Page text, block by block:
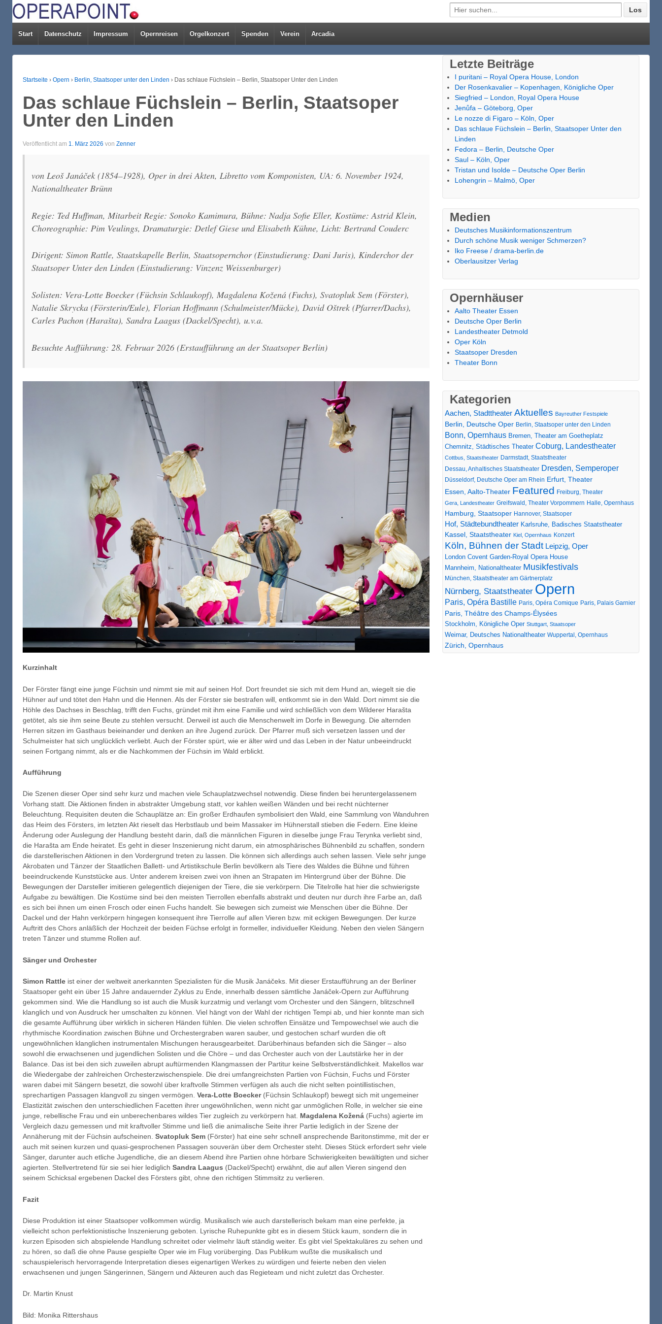
Start Datenschutz Impressum Opernreisen Orgelkonzert Spenden Verein Arcadia
Startseite › Opern › Berlin, Staatsoper unter den Linden › Das schlaue Füchslein – Berlin, Staatsoper Unter den Linden
Das schlaue Füchslein – Berlin, Staatsoper
Unter den Linden
Veröffentlicht am 1. März 2026 von Zenner
von Leoš Janáček (1854–1928), Oper in drei Akten, Libretto vom Komponisten, UA: 6. November 1924,
Nationaltheater Brünn
Regie: Ted Huffman, Mitarbeit Regie: Sonoko Kamimura, Bühne: Nadja Sofie Eller, Kostüme: Astrid Klein,
Choreographie: Pim Veulings, Dramaturgie: Detlef Giese und Elisabeth Kühne, Licht: Bertrand Couderc
Dirigent: Simon Rattle, Staatskapelle Berlin, Staatsopernchor (Einstudierung: Dani Juris), Kinderchor der
Staatsoper Unter den Linden (Einstudierung: Vinzenz Weissenburger)
Solisten: Vera-Lotte Boecker (Füchsin Schlaukopf), Magdalena Kožená (Fuchs), Svatopluk Sem (Förster),
Natalie Skrycka (Försterin/Eule), Florian Hoffmann (Schulmeister/Mücke), David Oštrek (Pfarrer/Dachs),
Carles Pachon (Harašta), Sandra Laagus (Dackel/Specht), u.v.a.
Besuchte Aufführung: 28. Februar 2026 (Erstaufführung an der Staatsoper Berlin)
Kurzinhalt
Der Förster fängt eine junge Füchsin und nimmt sie mit auf seinen Hof. Dort freundet sie sich mit dem Hund an, wiegelt sie die
Hühner auf und tötet den Hahn und die Hennen. Als der Förster sie bestrafen will, entkommt sie in den Wald. Dort nimmt sie die
Höhle des Dachses in Beschlag, trifft den Fuchs, gründet mit ihm eine Familie und wird schließlich von dem Wilderer Harašta
getötet, als sie ihm seine Beute zu stehlen versucht. Derweil ist auch die Menschenwelt im Dorfe in Bewegung. Die alternden
Herren sitzen im Gasthaus beieinander und denken an ihre Jugend zurück. Der Pfarrer muß sich versetzen lassen und der
Schulmeister hat sich unglücklich verliebt. Auch der Förster spürt, wie er älter wird und das Leben in der Natur unbeeindruckt
seinen Fortgang nimmt, als er die Nachkommen der Füchsin im Wald erblickt.
Aufführung
Die Szenen dieser Oper sind sehr kurz und machen viele Schauplatzwechsel notwendig. Diese finden bei heruntergelassenem
Vorhang statt. Die Aktionen finden in abstrakter Umgebung statt, vor kahlen weißen Wänden und bei recht nüchterner
Beleuchtung. Requisiten deuten die Schauplätze an: Ein großer Erdhaufen symbolisiert den Wald, eine Sammlung von Wanduhren
das Heim des Försters, im letzten Akt rieselt das Herbstlaub und beim Massaker im Hühnerstall stieben die Federn. Eine kleine
Änderung oder Auslegung der Handlung besteht darin, daß die männlichen Figuren in dieselbe junge Frau Terynka verliebt sind,
die Harašta am Ende heiratet. Es geht in dieser Inszenierung nicht darum, ein atmosphärisches Bühnenbild zu schaffen, sondern
die darstellerischen Aktionen in den Vordergrund treten zu lassen. Die können sich allerdings auch sehen lassen. Viele sehr junge
Akrobaten und Tänzer der Staatlichen Ballett- und Artistikschule Berlin bevölkern als Tiere des Waldes die Bühne und führen
beeindruckende Kunststücke aus. Unter anderem kreisen zwei von ihnen an Strapaten im Hintergrund über der Bühne. Die
Bewegungen der Darsteller imitieren gelegentlich diejenigen der Tiere, die sie verkörpern. Die Titelrolle hat hier die schwierigste
Aufgabe zu bewältigen. Die Kostüme sind bei den meisten Tierrollen ebenfalls abstrakt und deuten nur durch ihre Farbe an, daß
es sich bei ihnen um einen Frosch oder einen Fuchs handelt. Sie bewegen sich zumeist wie Menschen über die Bühne. Der
Dackel und der Hahn verkörpern hingegen konsequent ihre Tierrolle auf allen Vieren bzw. mit eckigen Bewegungen. Der kurze
Auftritt des Chors anläßlich der Hochzeit der beiden Füchse erfolgt in formeller, individueller Kleidung. Neben den vielen Sängern
treten Tänzer und stumme Rollen auf.
Sänger und Orchester
Simon Rattle ist einer der weltweit anerkannten Spezialisten für die Musik Janáčeks. Mit dieser Erstaufführung an der Berliner
Staatsoper geht ein über 15 Jahre andauernder Zyklus zu Ende, innerhalb dessen sämtliche Janáček-Opern zur Aufführung
gekommen sind. Wie die Handlung so ist auch die Musik kurzatmig und verlangt vom Orchester und den Sängern, blitzschnell
klanglich und von Ausdruck her umschalten zu können. Viel hängt von der Wahl der richtigen Tempi ab, und hier konnte man sich
die gesamte Aufführung über wirklich in sicheren Händen fühlen. Die vielen schroffen Einsätze und Tempowechsel wie auch die
rhythmische Koordination zwischen Bühne und Orchestergraben waren sauber, und gestochen scharf wurden die oft
ungewöhnlichen klanglichen instrumentalen Mischungen herausgearbeitet. Darüberhinaus befanden sich die Sänger – also
sowohl die erwachsenen und jugendlichen Solisten und die Chöre – und das Orchester auch von der Lautstärke her in der
Balance. Das ist bei den sich zuweilen abrupt auftürmenden Klangmassen der Partitur keine Selbstverständlichkeit. Makellos war
die Wiedergabe der zahlreichen Orchesterzwischenspiele. Die drei umfangreichsten Partien von Füchsin, Fuchs und Förster
waren dabei mit Sängern besetzt, die sowohl über kraftvolle Stimmen verfügen als auch die nicht selten pointillistischen,
sprechartigen Passagen klangvoll zu singen vermögen. Vera-Lotte Boecker(Füchsin Schlaukopf) bewegt sich mit ungemeiner
Elastizität zwischen den unterschiedlichen Facetten ihrer ungewöhnlichen, wenn nicht gar unmöglichen Rolle, in welcher sie eine
junge, rebellische Frau und ein unberechenbares wildes Tier zugleich zu verkörpern hat. Magdalena Kožená (Fuchs) agierte im
Vergleich dazu gemessen und mit kraftvoller Stimme und ließ die animalische Seite ihrer Partie lediglich in der Szene der
Annäherung mit der Füchsin aufscheinen. Svatopluk Sem (Förster) hat eine sehr schnell ansprechende Baritonstimme, mit der er
auch mit seinen kurzen und quasi-gesprochenen Passagen souverän über dem Orchester steht. Dieses Stück erfordert sehr viele
Sänger, darunter auch etliche Jugendliche, die an diesem Abend ihre Partien ohne hörbare Schwierigkeiten bewältigten und sicher
agierten. Stellvertretend für sie sei hier lediglich Sandra Laagus (Dackel/Specht) erwähnt, die auf allen Vieren singend den
seinem Schicksal ergebenen Dackel des Försters gibt, ohne den richtigen Stimmsitz zu verlieren.
Fazit
Diese Produktion ist einer Staatsoper vollkommen würdig. Musikalisch wie auch darstellerisch bekam man eine perfekte, ja
vielleicht schon perfektionistische Inszenierung geboten. Lyrische Ruhepunkte gibt es in diesem Stück kaum, sondern die in
kurzen Episoden sich abspielende Handlung schreitet oder vielmehr läuft ständig weiter. Es gibt viel Spektakuläres zu sehen und
zu hören, so daß die ohne Pause gespielte Oper wie im Flug vorüberging. Das Publikum wußte die musikalisch und
schauspielerisch hervorragende Interpretation dieses eigenartigen Werkes zu würdigen und feierte neben den vielen
erwachsenen und jungen Sängerinnen, Sängern und Akteuren auch das Regieteam und nicht zuletzt das Orchester.
Dr. Martin Knust
Bild: Monika Rittershaus
Letzte Beiträge
I puritani – Royal Opera House, London
Der Rosenkavalier – Kopenhagen, Königliche Oper
Siegfried – London, Royal Opera House
Jenůfa – Göteborg, Oper
Le nozze di Figaro – Köln, Oper
Das schlaue Füchslein – Berlin, Staatsoper Unter den
Linden
Fedora – Berlin, Deutsche Oper
Saul – Köln, Oper
Tristan und Isolde – Deutsche Oper Berlin
Lohengrin – Malmö, Oper
Medien
Deutsches Musikinformationszentrum
Durch schöne Musik weniger Schmerzen?
Iko Freese / drama-berlin.de
Oberlausitzer Verlag
Opernhäuser
Aalto Theater Essen
Deutsche Oper Berlin
Landestheater Detmold
Oper Köln
Staatsoper Dresden
Theater Bonn
Kategorien
Aachen, Stadttheater Aktuelles Bayreuther Festspiele
Berlin, Deutsche Oper Berlin, Staatsoper unter den Linden
Bonn, Opernhaus Bremen, Theater am Goetheplatz
Chemnitz, Städtisches Theater Coburg, Landestheater
Cottbus, Staatstheater Darmstadt, Staatstheater
Dessau, Anhaltisches Staatstheater Dresden, Semperoper
Düsseldorf, Deutsche Oper am Rhein Erfurt, Theater
Essen, Aalto-Theater Featured Freiburg, Theater
Gera, Landestheater Greifswald, Theater Vorpommern Halle, Opernhaus
Hamburg, Staatsoper Hannover, Staatsoper
Hof, Städtebundtheater Karlsruhe, Badisches Staatstheater
Kassel, Staatstheater Kiel, Opernhaus Konzert
Köln, Bühnen der Stadt Leipzig, Oper
London Covent Garden-Royal Opera House
Mannheim, Nationaltheater Musikfestivals
München, Staatstheater am Gärtnerplatz
Nürnberg, Staatstheater Opern
Paris, Opéra Bastille Paris, Opéra Comique Paris, Palais Garnier
Paris, Théâtre des Champs-Élysées
Stockholm, Königliche Oper Stuttgart, Staatsoper
Weimar, Deutsches Nationaltheater Wuppertal, Opernhaus
Zürich, Opernhaus